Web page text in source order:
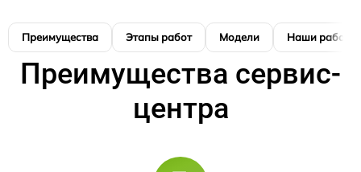
Преимущества Этапы работ Модели Наши работы
Преимущества сервис-
центра